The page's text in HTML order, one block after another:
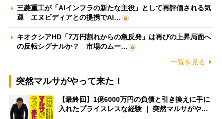
三菱重工が「AIインフラの新たな主役」として再評価される気
運 エヌビディアとの提携でAI…
キオクシアHD「7万円割れからの急反発」は再びの上昇局面へ
の反転シグナルか？ 市場のムー…
一覧を見る
突然マルサがやって来た！
【最終回】1億6000万円の負債と引き換えに手に
入れたプライスレスな経験 ｜ 突然マルサがや…